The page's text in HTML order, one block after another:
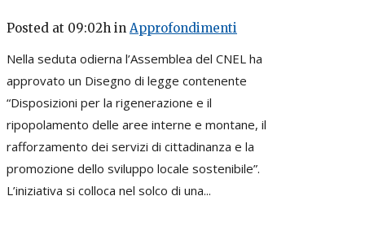
Posted at 09:02h in Approfondimenti
Nella seduta odierna l’Assemblea del CNEL ha
approvato un Disegno di legge contenente
“Disposizioni per la rigenerazione e il
ripopolamento delle aree interne e montane, il
rafforzamento dei servizi di cittadinanza e la
promozione dello sviluppo locale sostenibile”.
L’iniziativa si colloca nel solco di una...